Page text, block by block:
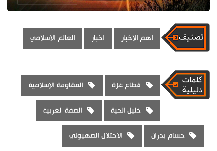
اهم الاخبار اخبار العالم الاسلامي
قطاع غزة المقاومة الإسلامية
خليل الحية الضفة الغربية
حسام بدران الاحتلال الصهيوني